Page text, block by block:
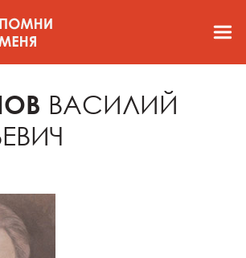
ВАСИЛИЙ